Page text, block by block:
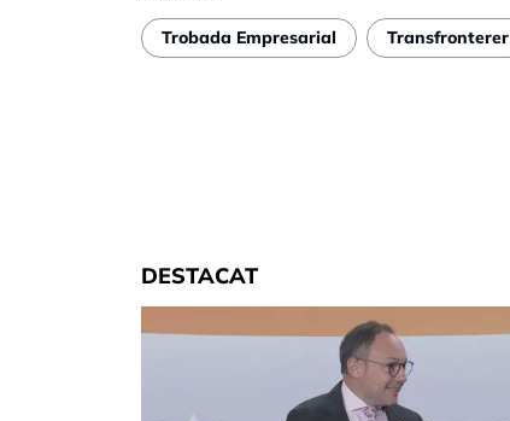
Trobada Empresarial Transfronterer
DESTACAT